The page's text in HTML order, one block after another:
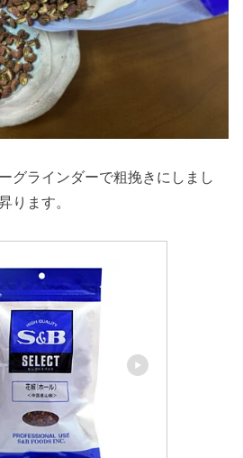
グラインダーで粗挽きにしまし
ります。